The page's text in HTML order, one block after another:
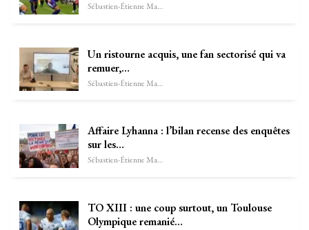
Sébastien-Étienne Marechal
Un ristourne acquis, une fan sectorisé qui va
remuer,…
Sébastien-Étienne Marechal
Affaire Lyhanna : l’bilan recense des enquêtes
sur les…
Sébastien-Étienne Marechal
TO XIII : une coup surtout, un Toulouse
Olympique remanié…